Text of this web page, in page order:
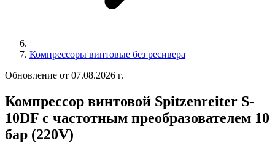
Компрессоры винтовые без ресивера
Обновление от 07.08.2026 г.
Компрессор винтовой Spitzenreiter S-
10DF с частотным преобразователем 10
бар (220V)